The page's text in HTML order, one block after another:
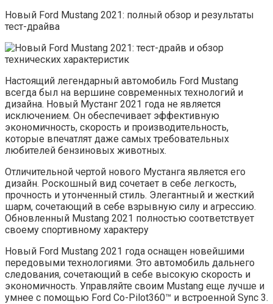
Новый Ford Mustang 2021: полный обзор и результаты
тест-драйва
Настоящий легендарный автомобиль Ford Mustang
всегда был на вершине современных технологий и
дизайна. Новый Мустанг 2021 года не является
исключением. Он обеспечивает эффективную
экономичность, скорость и производительность,
которые впечатлят даже самых требовательных
любителей бензиновых животных.
Отличительной чертой нового Мустанга является его
дизайн. Роскошный вид сочетает в себе легкость,
прочность и утонченный стиль. Элегантный и жесткий
шарм, сочетающий в себе взрывную силу и агрессию.
Обновленный Mustang 2021 полностью соответствует
своему спортивному характеру
Новый Ford Mustang 2021 года оснащен новейшими
передовыми технологиями. Это автомобиль дальнего
следования, сочетающий в себе высокую скорость и
экономичность. Управляйте своим Mustang еще лучше и
умнее с помощью Ford Co-Pilot360™ и встроенной Sync 3.